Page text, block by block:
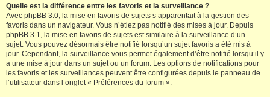
Quelle est la différence entre les favoris et la surveillance ?
Avec phpBB 3.0, la mise en favoris de sujets s’apparentait à la gestion des
favoris dans un navigateur. Vous n’étiez pas notifié des mises à jour. Depuis
phpBB 3.1, la mise en favoris de sujets est similaire à la surveillance d’un
sujet. Vous pouvez désormais être notifié lorsqu’un sujet favoris a été mis à
jour. Cependant, la surveillance vous permet également d’être notifié lorsqu’il y
a une mise à jour dans un sujet ou un forum. Les options de notifications pour
les favoris et les surveillances peuvent être configurées depuis le panneau de
l’utilisateur dans l’onglet « Préférences du forum ».